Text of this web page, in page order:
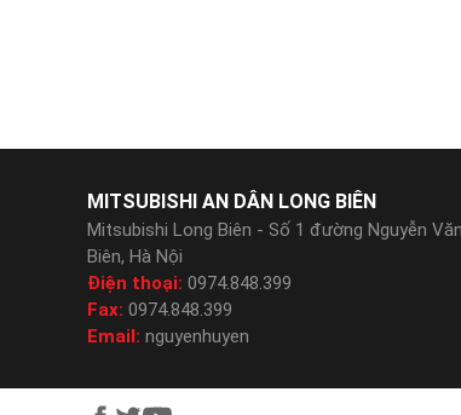
MITSUBISHI AN DÂN LONG BIÊN
Mitsubishi Long Biên - Số 1 đường Nguyễn
Biên, Hà Nội
Điện thoại: 0974.848.399
Fax: 0974.848.399
Email: nguyenhuyen